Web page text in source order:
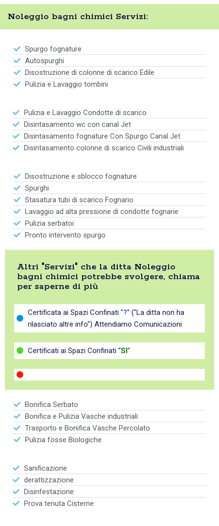
Noleggio bagni chimici Servizi:
Spurgo fognature
Autospurghi
Disostruzione di colonne di scarico Edile
Pulizia e Lavaggio tombini
Pulizia e Lavaggio Condotte di scarico
Disintasamento wc con canal Jet
Disintasamento fognature Con Spurgo Canal Jet
Disintasamento colonne di scarico Civili industriali
Disostruzione e sblocco fognature
Spurghi
Stasatura tubi di scarico Fognario
Lavaggio ad alta pressione di condotte fognarie
Pulizia serbatoi
Pronto intervento spurgo
Altri "Servizi" che la ditta Noleggio
bagni chimici potrebbe svolgere, chiama
per saperne di più
Certificata ai Spazi Confinati "?" ("La ditta non ha
rilasciato altre info") Attendiamo Comunicazioni
Certificati ai Spazi Confinati "SI "
Bonifica Serbato
Bonifica e Pulizia Vasche industriali
Trasporto e Bonifica Vasche Percolato
Pulizia fosse Biologiche
Sanificazione
derattizzazione
Disinfestazione
Prova tenuta Cisterne